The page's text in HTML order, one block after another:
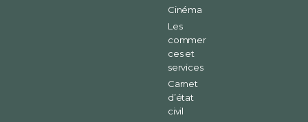
Cinéma
Les
commer
ces et
services
Carnet
d’état
civil